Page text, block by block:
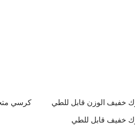
خفيف الوزن قابل للطي
كرسي
خفيف قابل للطي